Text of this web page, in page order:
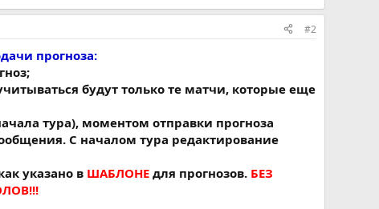
#2
прогноза:
будут только те матчи, которые еще
тура), моментом отправки прогноза
С началом тура редактирование
указано в ШАБЛОНЕ для прогнозов. БЕЗ